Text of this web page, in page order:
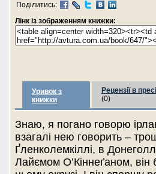
Поділитись:
Лінк із зображенням книжки:
Уривок з
книжки
Рецензії в пресі
(0)
Знаю, я погано говорю
взагалі нею говорить –
Ґленколемкіллі, в
Лайємом О’Кіннеґаном, він